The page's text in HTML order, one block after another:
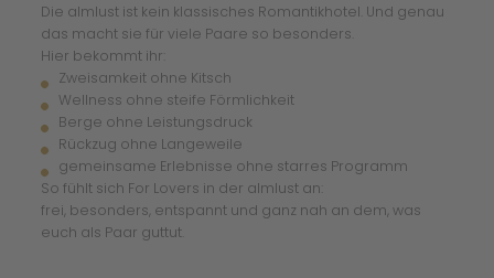
Die almlust ist kein klassisches Romantikhotel. Und genau
das macht sie für viele Paare so besonders.
Hier bekommt ihr:
Zweisamkeit ohne Kitsch
Wellness ohne steife Förmlichkeit
Berge ohne Leistungsdruck
Rückzug ohne Langeweile
gemeinsame Erlebnisse ohne starres Programm
So fühlt sich For Lovers in der almlust an:
frei, besonders, entspannt und ganz nah an dem, was
euch als Paar guttut.